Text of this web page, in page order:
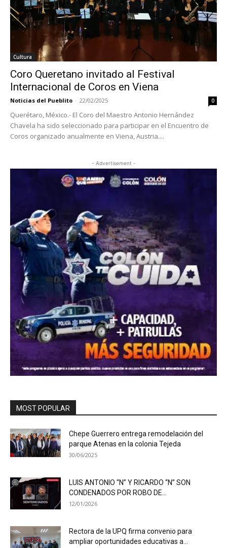
Cultura
Coro Queretano invitado al Festival
Internacional de Coros en Viena
Noticias del Pueblito - 22/02/2025 0
Querétaro, México.- El Coro del Maestro Antonio Hernández
Chavela ha sido seleccionado para participar en el Encuentro de
Coros organizado anualmente en Viena, Austria....
- Advertisement -
MOST POPULAR
Chepe Guerrero entrega remodelación del
parque Atenas en la colonia Tejeda
30/06/2025
LUIS ANTONIO “N” Y RICARDO “N” SON
CONDENADOS POR ROBO DE...
12/01/2026
Rectora de la UPQ firma convenio para
ampliar oportunidades educativas a...